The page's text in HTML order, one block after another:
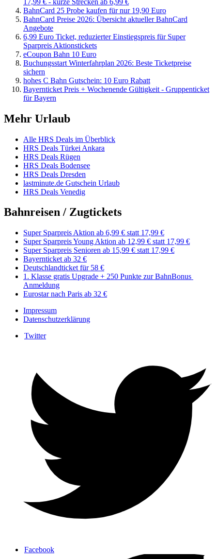
BahnCard 25 Probe kaufen für nur 19,90 Euro
BahnCard Preise 2026: Übersicht aktueller BahnCard
Angebote
6,99 Euro Ticket, reduzierter Einstiegspreis für Super
Sparpreis Aktionstickets
eCoupon Bahn 10 Euro
Buchungsstart Winterfahrplan 2026: Beste Ticketpreise
sichern
hohes C Bahn Gutschein: 10 Euro Rabatt
Bayernticket Preis + Wochenende Gültigkeit - Gruppenticket
für Bayern
Mehr Urlaub
Alle HRS Deals im Überblick
HRS Deals Türkei Ankara
HRS Deals Rügen
HRS Deals Bodensee
HRS Deals Dresden
lastminute.de Gutschein Urlaub
HRS Deals Venedig
Bahnreisen / Zugtickets
Super Sparpreis Aktion ab 6,99 € statt 17,99 €
Super Sparpreis Young Aktion ab 12,99 € statt 17,99 €
Super Sparpreis Senioren ab 15,99 € statt 17,99 €
Bayernticket ab 32 €
Deutschlandticket für 58 €
1. Klasse gratis Upgrade + 250 Punkte zur BahnBonus ​​
Anmeldung
Eurostar nach Paris ab 32 €
Impressum
Datenschutzerklärung
Twitter
Facebook